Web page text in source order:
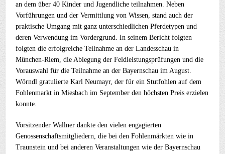
an dem über 40 Kinder und Jugendliche teilnahmen. Neben
Vorführungen und der Vermittlung von Wissen, stand auch der
praktische Umgang mit ganz unterschiedlichen Pferdetypen und
deren Verwendung im Vordergrund. In seinem Bericht folgten
folgten die erfolgreiche Teilnahme an der Landesschau in
München-Riem, die Ablegung der Feldleistungsprüfungen und die
Vorauswahl für die Teilnahme an der Bayernschau im August.
Wörndl gratulierte Karl Neumayr, der für ein Stutfohlen auf dem
Fohlenmarkt in Miesbach im September den höchsten Preis erzielen
konnte.
Vorsitzender Wallner dankte den vielen engagierten
Genossenschaftsmitgliedern, die bei den Fohlenmärkten wie in
Traunstein und bei anderen Veranstaltungen wie der Bayernschau